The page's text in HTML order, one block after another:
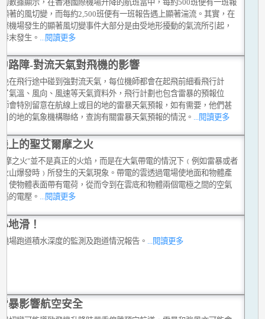
數據顯示，在香港國際機場升降的航班當中，每約500班便有一班報
著的風切變，而每約2,500班便有一班報告遇上顯著湍流。其實，在
機場發生的顯著風切變事件大部分是由受地形擾動的氣流所引起，
末發生。
...閱讀更多
路障-對流天氣對飛機的影響
在飛行途中碰到強對流天氣，每位機師都會在起飛前細看飛行計
氣溫、風向、風速等天氣資料外，飛行計劃也包含雷暴的預報位
會特別留意在航線上或目的地的雷暴天氣預報，如有需要，他們甚
的地的氣象機構聯絡，查詢有關雷暴天氣預報的情況。
...閱讀更多
上的聖艾爾摩之火
摩之火"並不是真正的火焰，而是在大氣帶電的情況下﹙例如雷暴或者
山爆發時﹚所發生的天氣現象。帶電的雲透過電場使地面和物體產
使物體表面帶有電荷，從而令到在雲底和物體兩個電極之間的空氣
的電壓。 ...閱讀更多
地滑！
場跑道積水深度的監測及跑道情況報告。 ...閱讀更多
暴影響航空安全